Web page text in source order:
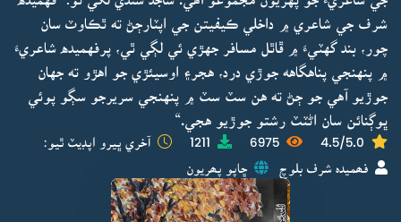
شرف جي شاعري ۾ داخلي ڪيفيتن جي اپٽارڄڻ ته ٿڪاوٽ سان
چور، بند گهٽيءَ ۾ ڦاٿل مسافر جهڙي ئي لڳي ٿي، پرفهميده شاعريءَ
۾ پنهنجي پناهگاهه جوڙي درد، هجر۽ اوسيئڙي جو اهڙو ته جهان
جوڙيو آهي جو ڄڻ ته هن سٽ سٽ ۾ پنهنجي سريرجو سڳو پوئي
ڀوڳنائن سان اڻٽٽ رشتو جوڙيو هجي.“
4.5/5.0
6975
1211 آخري ڀيرو اپڊيٽ ٿيو:
فھميدہ شرف بلوچ ڇاپو پھريون